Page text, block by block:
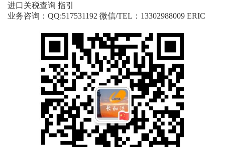
进口关税查询 指引
业务咨询：QQ:517531192 微信/TEL：13302988009 ERIC